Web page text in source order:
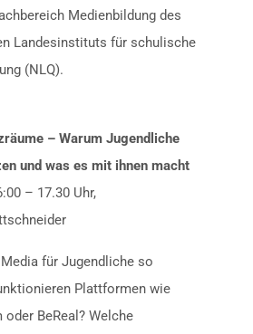
Medienbildung des
Landesinstituts für schulische
(NLQ).
– Warum Jugendliche
und was es mit ihnen macht
– 17.30 Uhr,
für Jugendliche so
Plattformen wie
BeReal? Welche